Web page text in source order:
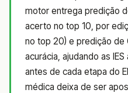
motor entrega predição
acerto no top 10, por
no top 20) e predição de
acurácia, ajudando as
antes de cada etapa do
médica deixa de ser